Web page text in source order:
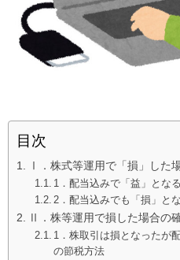
目次
Ⅰ．株式等運用で「損」した
1．配当込みで「益」とな
2．配当込みでも「損」と
Ⅱ．株等運用で損した場合の
1．株取引は損となったが
の節税方法